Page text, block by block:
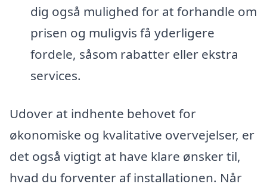
dig også mulighed for at forhandle om
prisen og muligvis få yderligere
fordele, såsom rabatter eller ekstra
services.
Udover at indhente behovet for
økonomiske og kvalitative overvejelser, er
det også vigtigt at have klare ønsker til,
hvad du forventer af installationen. Når